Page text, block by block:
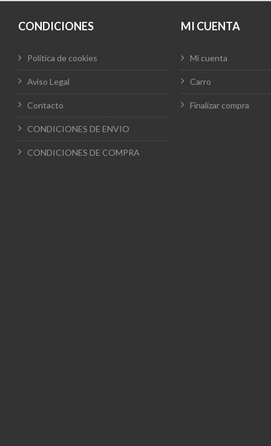
CONDICIONES
Política de cookies
Aviso Legal
Contacto
CONDICIONES DE ENVIO
CONDICIONES DE COMPRA
MI CUENTA
Mi cuenta
Carro
Finalizar compra